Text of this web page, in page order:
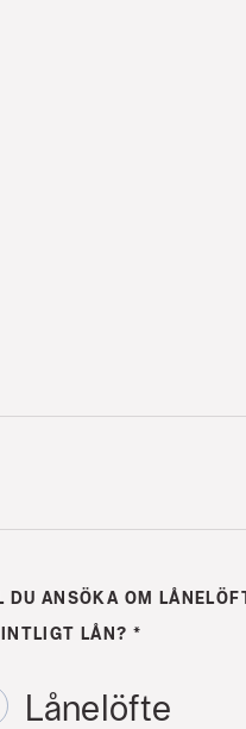
DU ANSÖKA OM
LÅN? *
Lånelöfte